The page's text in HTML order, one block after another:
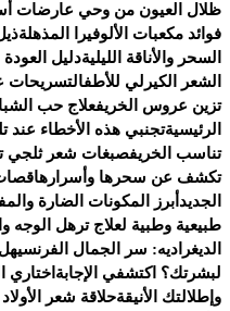
ظلال العيون من وحي عارضات أسبوع
فوائد مكعبات الألوفيرا المذهلة
السحر والأناقة الليليةدليل
الشعر الكيرلي للأطفالتسريحات
تزين عروس الخريفعلاج حب
الرئيسيةتجنبي هذه الأخطاء عند
تناسب الخريفصبغات شعر ثلجي
تكشف عن سحرها وأسرارها
الجديد أبرز المكونات الضارة
طبيعية وطبية لعلاج ترهل الوجه
الديغراديه: سر الجمال الفرنسي
لبشرتك؟ اكتشفي الإجابة اختاري
وإطلالتك الأنيقةحلاقة شعر